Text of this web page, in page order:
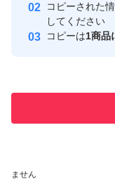
取引実績
ません
コピーされた
してください
コピーは1商品